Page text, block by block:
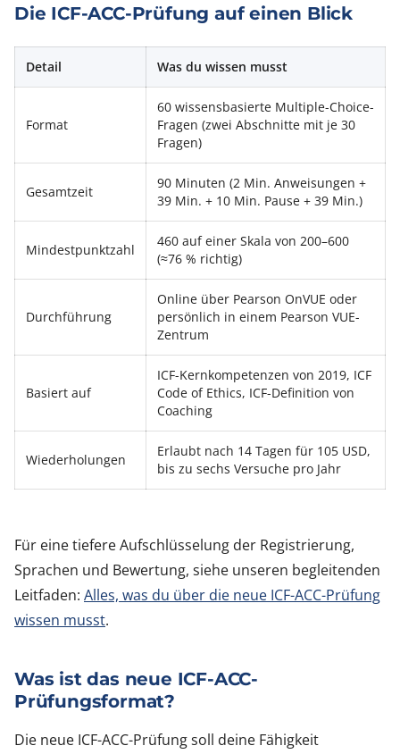
Die ICF-ACC-Prüfung auf einen Blick
Detail Was du wissen musst
Format
60 wissensbasierte Multiple-Choice-
Fragen (zwei Abschnitte mit je 30
Fragen)
Gesamtzeit
90 Minuten (2 Min. Anweisungen +
39 Min. + 10 Min. Pause + 39 Min.)
Mindestpunktzahl
460 auf einer Skala von 200–600
(≈76 % richtig)
Durchführung
Online über Pearson OnVUE oder
persönlich in einem Pearson VUE-
Zentrum
Basiert auf
ICF-Kernkompetenzen von 2019, ICF
Code of Ethics, ICF-Definition von
Coaching
Wiederholungen
Erlaubt nach 14 Tagen für 105 USD,
bis zu sechs Versuche pro Jahr
Für eine tiefere Aufschlüsselung der Registrierung,
Sprachen und Bewertung, siehe unseren begleitenden
Leitfaden: Alles, was du über die neue ICF-ACC-Prüfung
wissen musst.
Was ist das neue ICF-ACC-
Prüfungsformat?
Die neue ICF-ACC-Prüfung soll deine Fähigkeit